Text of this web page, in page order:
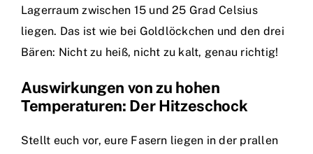
Lagerraum zwischen 15 und 25 Grad Celsius
liegen. Das ist wie bei Goldlöckchen und den drei
Bären: Nicht zu heiß, nicht zu kalt, genau richtig!
Auswirkungen von zu hohen
Temperaturen: Der Hitzeschock
Stellt euch vor, eure Fasern liegen in der prallen